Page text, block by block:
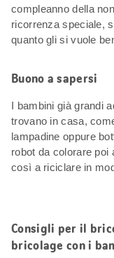
compleanno della
ricorrenza speciale,
quanto gli si vuole
Buono a sapersi
I bambini già grandi
trovano in casa,
lampadine oppure
robot da colorare poi
così a riciclare in
Consigli per il
bricolage con i